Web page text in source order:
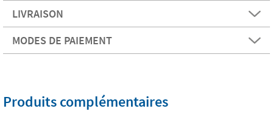
LIVRAISON
MODES DE PAIEMENT
Produits complémentaires